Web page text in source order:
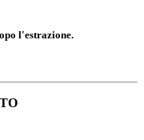
l'estrazione.